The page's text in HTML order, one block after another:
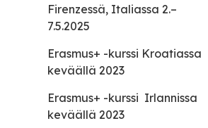
Firenzessä, Italiassa 2.–
7.5.2025
Erasmus+ -kurssi Kroatiassa
keväällä 2023
Erasmus+ -kurssi Irlannissa
keväällä 2023